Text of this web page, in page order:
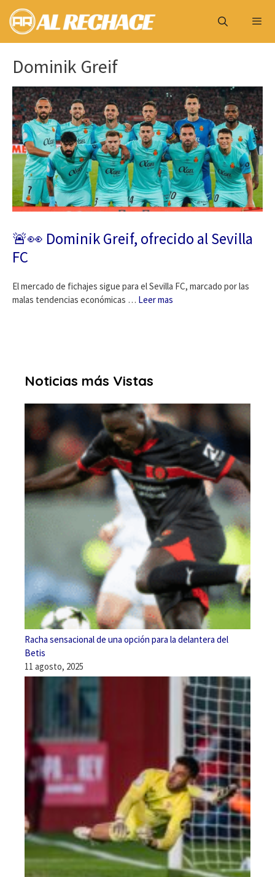
Saltar
contenido
Dominik Greif
🚨👀 Dominik Greif, ofrecido al Sevilla
FC
El mercado de fichajes sigue para el Sevilla FC, marcado por las
malas tendencias económicas … Leer mas
Noticias más Vistas
Racha sensacional de una opción para la delantera del
Betis
11 agosto, 2025